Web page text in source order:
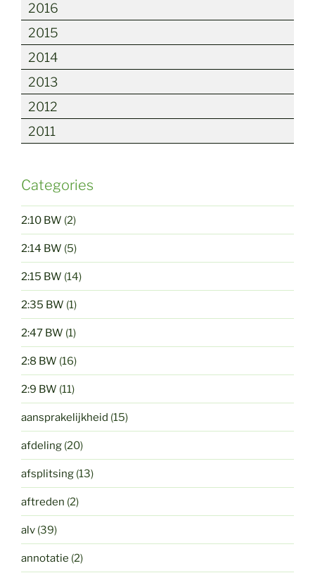
2016
2015
2014
2013
2012
2011
Categories
2:10 BW (2)
2:14 BW (5)
2:15 BW (14)
2:35 BW (1)
2:47 BW (1)
2:8 BW (16)
2:9 BW (11)
aansprakelijkheid (15)
afdeling (20)
afsplitsing (13)
aftreden (2)
alv (39)
annotatie (2)